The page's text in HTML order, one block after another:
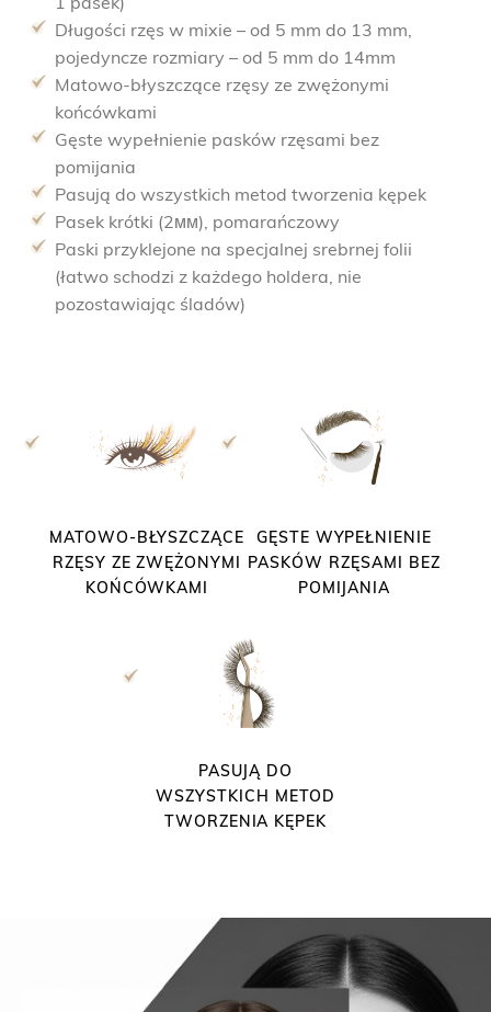
1 pasek)
Długości rzęs w mixie – od 5 mm do 13 mm,
pojedyncze rozmiary – od 5 mm do 14mm
Matowo-błyszczące rzęsy ze zwężonymi
końcówkami
Gęste wypełnienie pasków rzęsami bez
pomijania
Pasują do wszystkich metod tworzenia kępek
Pasek krótki (2мм), pomarańczowy
Paski przyklejone na specjalnej srebrnej folii
(łatwo schodzi z każdego holdera, nie
pozostawiając śladów)
MATOWO-BŁYSZCZĄCE
RZĘSY ZE ZWĘŻONYMI
KOŃCÓWKAMI
GĘSTE WYPEŁNIENIE
PASKÓW RZĘSAMI BEZ
POMIJANIA
PASUJĄ DO
WSZYSTKICH METOD
TWORZENIA KĘPEK